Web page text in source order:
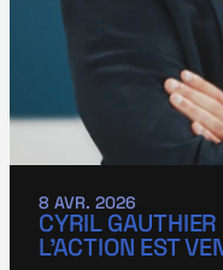
8 AVR. 2026
CYRIL
L’ACTION EST